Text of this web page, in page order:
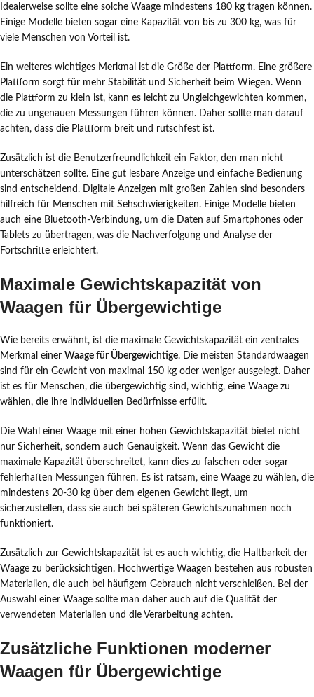
Idealerweise sollte eine solche Waage mindestens 180 kg tragen können.
Einige Modelle bieten sogar eine Kapazität von bis zu 300 kg, was für
viele Menschen von Vorteil ist.
Ein weiteres wichtiges Merkmal ist die Größe der Plattform. Eine größere
Plattform sorgt für mehr Stabilität und Sicherheit beim Wiegen. Wenn
die Plattform zu klein ist, kann es leicht zu Ungleichgewichten kommen,
die zu ungenauen Messungen führen können. Daher sollte man darauf
achten, dass die Plattform breit und rutschfest ist.
Zusätzlich ist die Benutzerfreundlichkeit ein Faktor, den man nicht
unterschätzen sollte. Eine gut lesbare Anzeige und einfache Bedienung
sind entscheidend. Digitale Anzeigen mit großen Zahlen sind besonders
hilfreich für Menschen mit Sehschwierigkeiten. Einige Modelle bieten
auch eine Bluetooth-Verbindung, um die Daten auf Smartphones oder
Tablets zu übertragen, was die Nachverfolgung und Analyse der
Fortschritte erleichtert.
Maximale Gewichtskapazität von
Waagen für Übergewichtige
Wie bereits erwähnt, ist die maximale Gewichtskapazität ein zentrales
Merkmal einer Waage für Übergewichtige. Die meisten Standardwaagen
sind für ein Gewicht von maximal 150 kg oder weniger ausgelegt. Daher
ist es für Menschen, die übergewichtig sind, wichtig, eine Waage zu
wählen, die ihre individuellen Bedürfnisse erfüllt.
Die Wahl einer Waage mit einer hohen Gewichtskapazität bietet nicht
nur Sicherheit, sondern auch Genauigkeit. Wenn das Gewicht die
maximale Kapazität überschreitet, kann dies zu falschen oder sogar
fehlerhaften Messungen führen. Es ist ratsam, eine Waage zu wählen, die
mindestens 20-30 kg über dem eigenen Gewicht liegt, um
sicherzustellen, dass sie auch bei späteren Gewichtszunahmen noch
funktioniert.
Zusätzlich zur Gewichtskapazität ist es auch wichtig, die Haltbarkeit der
Waage zu berücksichtigen. Hochwertige Waagen bestehen aus robusten
Materialien, die auch bei häufigem Gebrauch nicht verschleißen. Bei der
Auswahl einer Waage sollte man daher auch auf die Qualität der
verwendeten Materialien und die Verarbeitung achten.
Zusätzliche Funktionen moderner
Waagen für Übergewichtige